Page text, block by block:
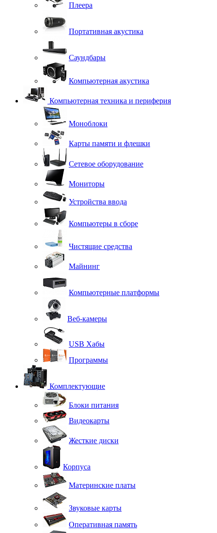
Плеера
Портативная акустика
Саундбары
Компьютерная акустика
Компьютерная техника и периферия
Моноблоки
Карты памяти и флешки
Сетевое оборудование
Мониторы
Устройства ввода
Компьютеры в сборе
Чистящие средства
Майнинг
Компьютерные платформы
Веб-камеры
USB Хабы
Программы
Комплектующие
Блоки питания
Видеокарты
Жесткие диски
Корпуса
Материнские платы
Звуковые карты
Оперативная память